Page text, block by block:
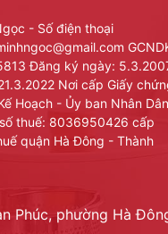
- Số điện thoại
Đăng ký ngày:
Nơi cấp Giấy
Hoạch - Ủy ban Nhân Dân
thuế: 8036950426 cấp
quận Hà Đông - Thành
Phúc, phường Hà